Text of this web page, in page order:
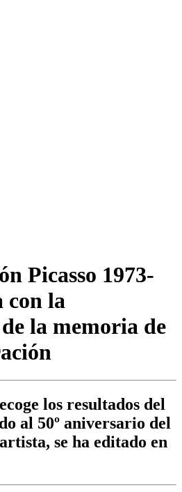
Picasso 1973-
con la
la memoria de
los resultados del
al 50º aniversario del
se ha editado en